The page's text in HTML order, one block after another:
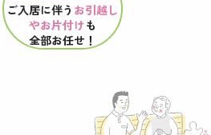
ご入居に伴う お引越し
やお片付けも
全部お任せ！